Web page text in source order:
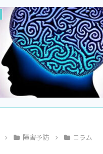
障害予防 コラム